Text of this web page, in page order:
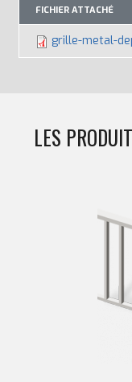
FICHIER ATTACHÉ
grille-metal-
LES